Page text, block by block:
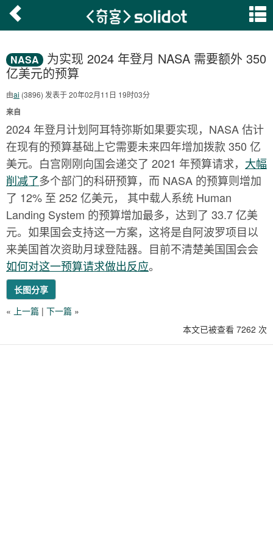
NASA
为实现 2024 年登月 NASA 需要额外 350
亿美元的预算
由ai (3896) 发表于 20年02月11日 19时03分
来自
2024 年登月计划阿耳特弥斯如果要实现，NASA 估计
在现有的预算基础上它需要未来四年增加拨款 350 亿
美元。白宫刚刚向国会递交了 2021 年预算请求， 大幅
削减了多个部门的科研预算，而 NASA 的预算则增加
了 12% 至 252 亿美元， 其中载人系统 Human
Landing System 的预算增加最多，达到了 33.7 亿美
元。如果国会支持这一方案，这将是自阿波罗项目以
来美国首次资助月球登陆器。目前不清楚美国国会会
如何对这一预算请求做出反应。
长图分享
« 上一篇 | 下一篇 »
本文已被查看 7262 次